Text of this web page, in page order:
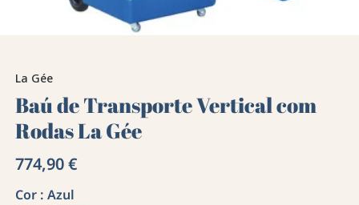
La Gée
Baú de Transporte Vertical com
Rodas La Gée
774,90 €
Cor : Azul